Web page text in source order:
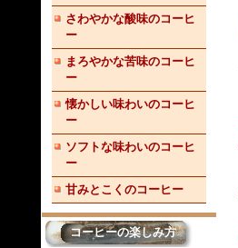
さわやかな酸味のコーヒ
ー
まろやかな苦味のコーヒ
ー
懐かしい味わいのコーヒ
ー
ソフトな味わいのコーヒ
ー
甘みとこくのコーヒー
コーヒーの楽しみ方